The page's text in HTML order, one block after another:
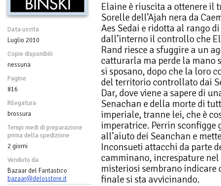
Data uscita
Luglio 2010
Copie disponibili
nessuna
Pagine
816
Rilegatura
brossura
Tempi medi di preparazione
prima della spedizione
2 giorni
Venduto da
Bazaar del Fantastico
bazaar@delosstore.it
Elaine è riuscita a ottenere il
Sorelle dell’Ajah nera da
Aes Sedai e ridotta al rango
dall’interno il controllo che
Rand riesce a sfuggire a un
catturarla ma perde la mano
si sposano, dopo che la loro
del territorio controllato dai
Dar, dove viene a sapere di
Senachan e della morte di
imperiale, tranne lei, che è
imperatrice. Perrin sconfigge
all’aiuto dei Seanchan e
Inconsueti attacchi da parte
camminano, increspature
misteriosi sembrano
finale si sta avvicinando.